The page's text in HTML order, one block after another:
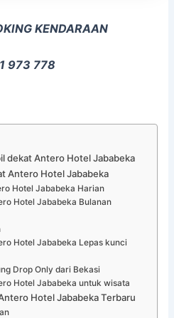
KENDARAAN
973 778
dekat Antero Hotel Jababeka
Antero Hotel Jababeka
Hotel Jababeka Harian
Hotel Jababeka Bulanan
Hotel Jababeka Lepas kunci
Drop Only dari Bekasi
Hotel Jababeka untuk wisata
Hotel Jababeka Terbaru